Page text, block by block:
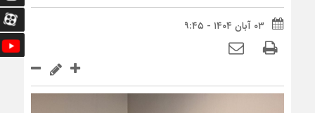
۰۳ آبان ۱۴۰۴ - ۹:۴۵